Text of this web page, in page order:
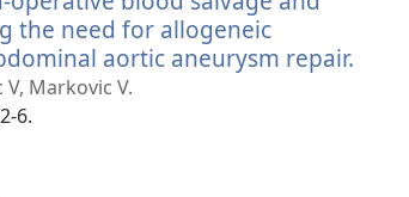
the need for allogeneic
aortic aneurysm repair.
Markovic V.
6.